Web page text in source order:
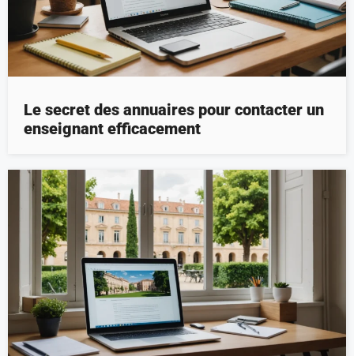
Le secret des annuaires pour contacter un
enseignant efficacement